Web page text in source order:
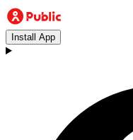
Install App